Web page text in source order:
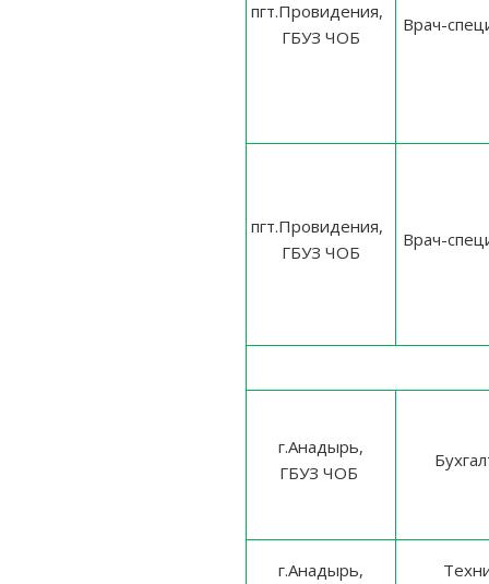
пгт.Провидения,
ГБУЗ ЧОБ
Врач-
пгт.Провидения,
ГБУЗ ЧОБ
Врач-
г.Анадырь,
ГБУЗ ЧОБ
г.Анадырь,